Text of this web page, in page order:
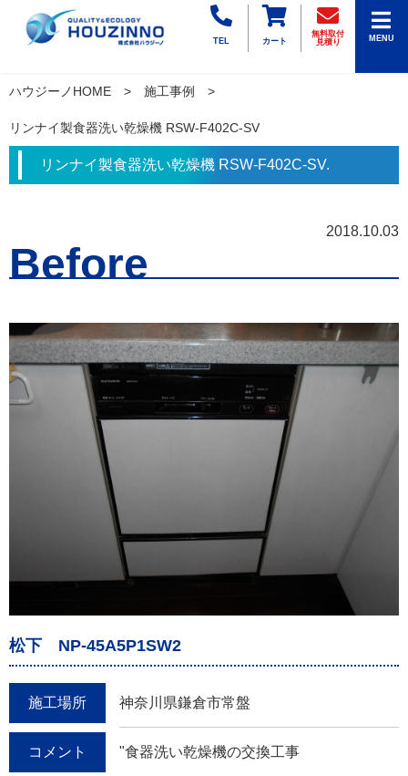
TEL カート
無料取付
見積り
MENU
ハウジーノHOME 施工事例
リンナイ製食器洗い乾燥機 RSW-F402C-SV
リンナイ製食器洗い乾燥機 RSW-F402C-SV.
2018.10.03
Before
松下 NP-45A5P1SW2
施工場所 神奈川県鎌倉市常盤
コメント "食器洗い乾燥機の交換工事